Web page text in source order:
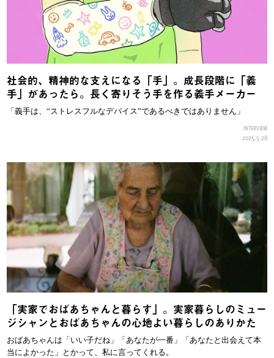
社会的、精神的な支えになる「手」。成長段階に「義
手」があったら。長く寄りそう手を作る義手メーカー
「義手は、“ストレスフルなデバイス”であるべきではありません」
INTERVIEW
2025.5.28
「実家でおばあちゃんと暮らす」。実家暮らしのミュー
ジシャンとおばあちゃんの心地よい暮らしのありかた
おばあちゃんは「いい子だね」「あなたが一番」「あなたと出会えて本
当によかった」とかって、私に言ってくれる。